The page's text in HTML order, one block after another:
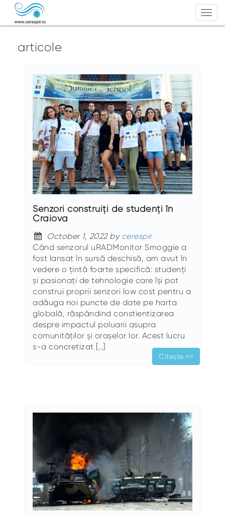
articole
Senzori construiți de studenți în
Craiova
October 1, 2022 by cerespir
Când senzorul uRADMonitor Smoggie a
fost lansat în sursă deschisă, am avut în
vedere o țintă foarte specifică: studenți
și pasionați de tehnologie care își pot
construi proprii senzori low cost pentru a
adăuga noi puncte de date pe harta
globală, răspândind constientizarea
despre impactul poluarii asupra
comunităților și orașelor lor. Acest lucru
s-a concretizat […]
Citește >>